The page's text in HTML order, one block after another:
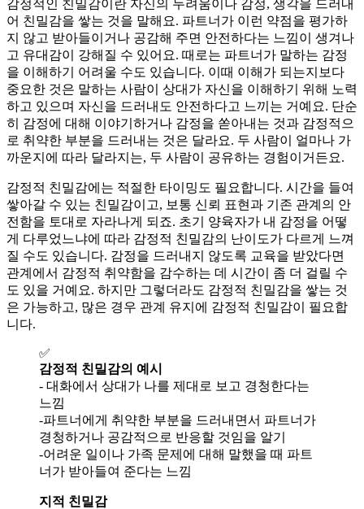
감정적인 친밀감이란 자신의 두려움이나 감정, 생각을 드러내
어 친밀감을 쌓는 것을 말해요. 파트너가 이런 약점을 평가하
지 않고 받아들이거나 공감해 주면 안전하다는 느낌이 생겨나
고 유대감이 강해질 수 있어요. 때로는 파트너가 말하는 감정
을 이해하기 어려울 수도 있습니다. 이때 이해가 되는지보다
중요한 것은 말하는 사람이 상대가 자신을 이해하기 위해 노력
하고 있으며 자신을 드러내도 안전하다고 느끼는 거예요. 단순
히 감정에 대해 이야기하거나 감정을 쏟아내는 것과 감정적으
로 취약한 부분을 드러내는 것은 달라요. 두 사람이 얼마나 가
까운지에 따라 달라지는, 두 사람이 공유하는 경험이거든요.
감정적 친밀감에는 적절한 타이밍도 필요합니다. 시간을 들여
쌓아갈 수 있는 친밀감이고, 보통 신뢰 표현과 기존 관계의 안
전함을 토대로 자라나게 되죠. 초기 양육자가 내 감정을 어떻
게 다루었느냐에 따라 감정적 친밀감의 난이도가 다르게 느껴
질 수도 있습니다. 감정을 드러내지 않도록 교육을 받았다면
관계에서 감정적 취약함을 감수하는 데 시간이 좀 더 걸릴 수
도 있을 거예요. 하지만 그렇더라도 감정적 친밀감을 쌓는 것
은 가능하고, 많은 경우 관계 유지에 감정적 친밀감이 필요합
니다.
✅
감정적 친밀감의 예시
- 대화에서 상대가 나를 제대로 보고 경청한다는
느낌
-파트너에게 취약한 부분을 드러내면서 파트너가
경청하거나 공감적으로 반응할 것임을 알기
-어려운 일이나 가족 문제에 대해 말했을 때 파트
너가 받아들여 준다는 느낌
지적 친밀감